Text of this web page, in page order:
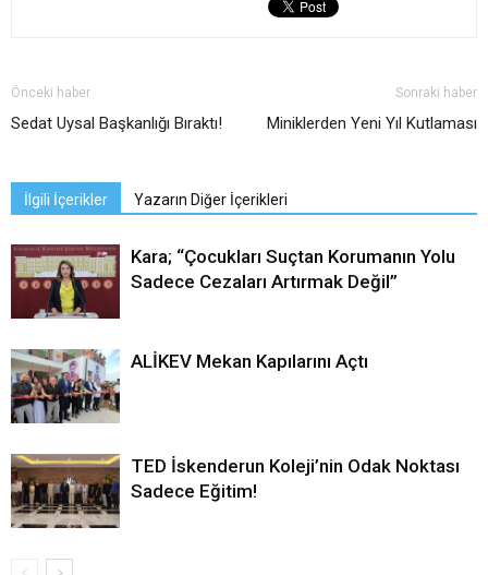
Önceki haber
Sedat Uysal Başkanlığı Bıraktı!
Sonraki haber
Miniklerden Yeni Yıl Kutlaması
İlgili İçerikler Yazarın Diğer İçerikleri
Kara; “Çocukları Suçtan Korumanın Yolu
Sadece Cezaları Artırmak Değil”
ALİKEV Mekan Kapılarını Açtı
TED İskenderun Koleji’nin Odak Noktası
Sadece Eğitim!